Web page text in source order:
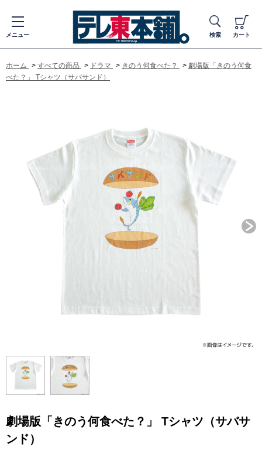
メニュー 検索 カート
ホーム > すべての商品 > ドラマ > きのう何食べた？ > 劇場版「きのう何食
べた？」 Tシャツ（サバサンド）
劇場版「きのう何食べた？」 Tシャツ（サバサ
ンド）